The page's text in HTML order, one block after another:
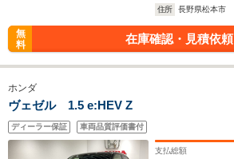
住所
長野県松本市
無
料
在庫確認・見積依頼
ホンダ
ヴェゼル 1.5 e:HEV Z
ディーラー保証 車両品質評価書付
支払総額